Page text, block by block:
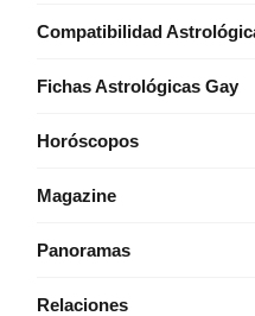
Compatibilidad
Fichas Astrológicas Gay
Horóscopos
Magazine
Panoramas
Relaciones